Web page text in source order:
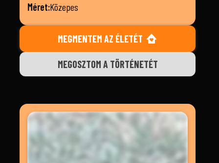
Méret:Közepes
MEGMENTEM AZ ÉLETÉT
MEGOSZTOM A TÖRTÉNETÉT